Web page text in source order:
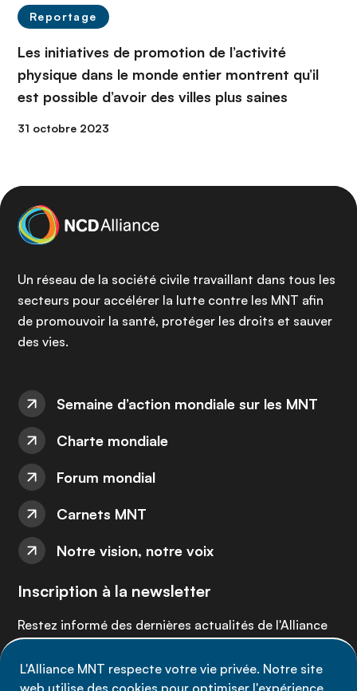
L'Alliance MNT respecte votre vie privée. Notre site
web utilise des cookies pour optimiser l'expérience
Reportage
Les initiatives de promotion de l’activité
physique dans le monde entier montrent qu’il
est possible d’avoir des villes plus saines
31 octobre 2023
Un réseau de la société civile travaillant dans tous les
secteurs pour accélérer la lutte contre les MNT afin
de promouvoir la santé, protéger les droits et sauver
des vies.
Semaine d’action mondiale sur les MNT
Charte mondiale
Forum mondial
Carnets MNT
Notre vision, notre voix
Inscription à la newsletter
Restez informé des dernières actualités de l'Alliance